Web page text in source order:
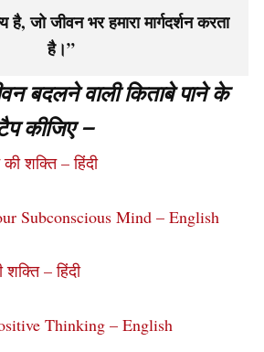
जो जीवन भर हमारा मार्गदर्शन करता
है।”
बदलने वाली किताबे पाने के
कीजिए –
शक्ति – हिंदी
Subconscious Mind – English
– हिंदी
Thinking – English